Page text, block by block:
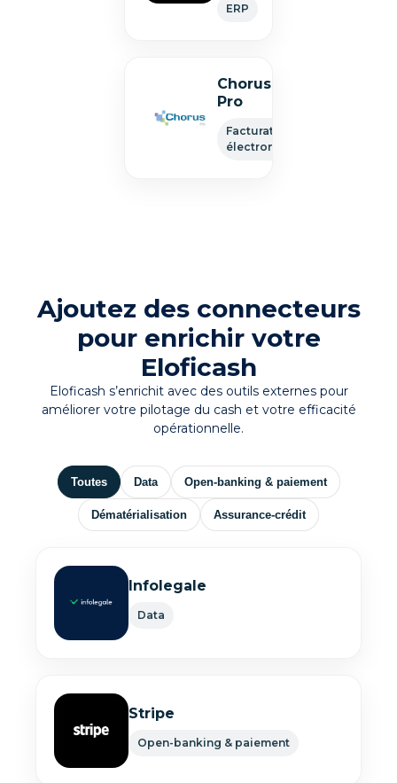
ERP
Chorus
Pro
Facturation
électronique
Ajoutez des connecteurs
pour enrichir votre
Eloficash
Eloficash s’enrichit avec des outils externes pour
améliorer votre pilotage du cash et votre efficacité
opérationnelle.
Toutes Data Open-banking & paiement
Dématérialisation Assurance-crédit
Infolegale
Data
Stripe
Open-banking & paiement